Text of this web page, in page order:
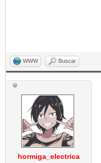
WWW Buscar
hormiga_electrica